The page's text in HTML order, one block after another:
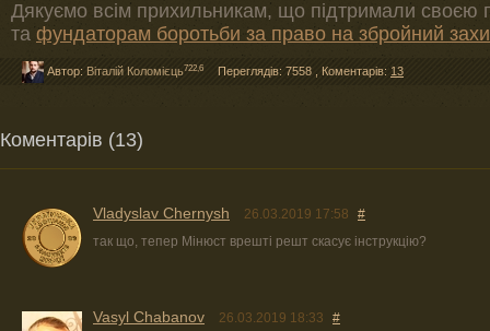
Дякуємо всім прихильникам, що підтримали своєю
та фундаторам боротьби за право на збройний
Автор: Віталій Коломієць722,6 Переглядів: 7558 Коментарів: 13
Коментарів (13)
Vladyslav Chernysh 26.03.2019 17:58
#
так що, тепер Мінюст врешті решт скасує інструкцію?
Vasyl Chabanov 26.03.2019 18:33
#